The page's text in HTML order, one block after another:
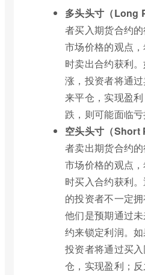
多头头寸（Long
者买入期货合约
市场价格的观点
时卖出合约获利
涨，投资者将通
来平仓，实现盈
跌，则可能面临亏
空头头寸（Short
者卖出期货合约
市场价格的观点
时买入合约获利
的投资者不一定
他们是预期通过
约来锁定利润。
投资者将通过买
仓，实现盈利；